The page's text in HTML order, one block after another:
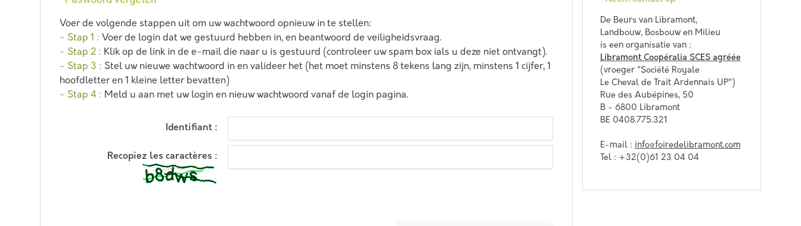
Voer de volgende stappen uit om uw wachtwoord opnieuw in te stellen:
- Stap 1 : Voer de login dat we gestuurd hebben in, en beantwoord de veiligheidsvraag.
- Stap 2 : Klik op de link in de e-mail die naar u is gestuurd (controleer uw spam box ials u deze niet ontvangt).
- Stap 3 : Stel uw nieuwe wachtwoord in en valideer het (het moet minstens 8 tekens lang zijn, minstens 1 cijfer, 1
hoofdletter en 1 kleine letter bevatten)
- Stap 4 : Meld u aan met uw login en nieuw wachtwoord vanaf de login pagina.
Identifiant :
De Beurs van Libramont,
Landbouw, Bosbouw en Milieu
is een organisatie van :
Libramont Coopéralia SCES agréée
(vroeger "Société Royale
Le Cheval de Trait Ardennais UP")
Rue des Aubépines, 50
B - 6800 Libramont
BE 0408.775.321
E-mail : info@foiredelibramont.com
Tel : +32(0)61 23 04 04